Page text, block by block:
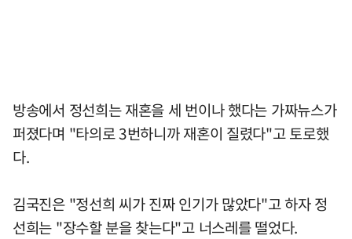
방송에서 정선희는 재혼을 세 번이나 했다는 가짜뉴스가
퍼졌다며 "타의로 3번하니까 재혼이 질렸다"고 토로했
다.
김국진은 "정선희 씨가 진짜 인기가 많았다"고 하자 정
선희는 "장수할 분을 찾는다"고 너스레를 떨었다.